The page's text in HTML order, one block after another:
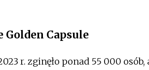
Golden Capsule
r. zginęło ponad 55 000 osób,